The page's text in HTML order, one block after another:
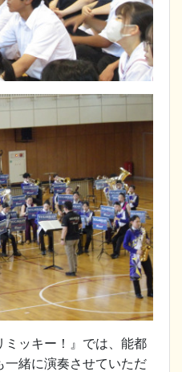
ッキー！』では、能都
一緒に演奏させていただ